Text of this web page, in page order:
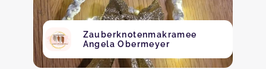
Zauberknotenmakramee
Angela Obermeyer